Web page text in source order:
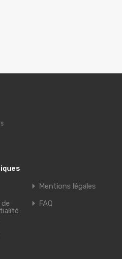
Mentions légales
FAQ